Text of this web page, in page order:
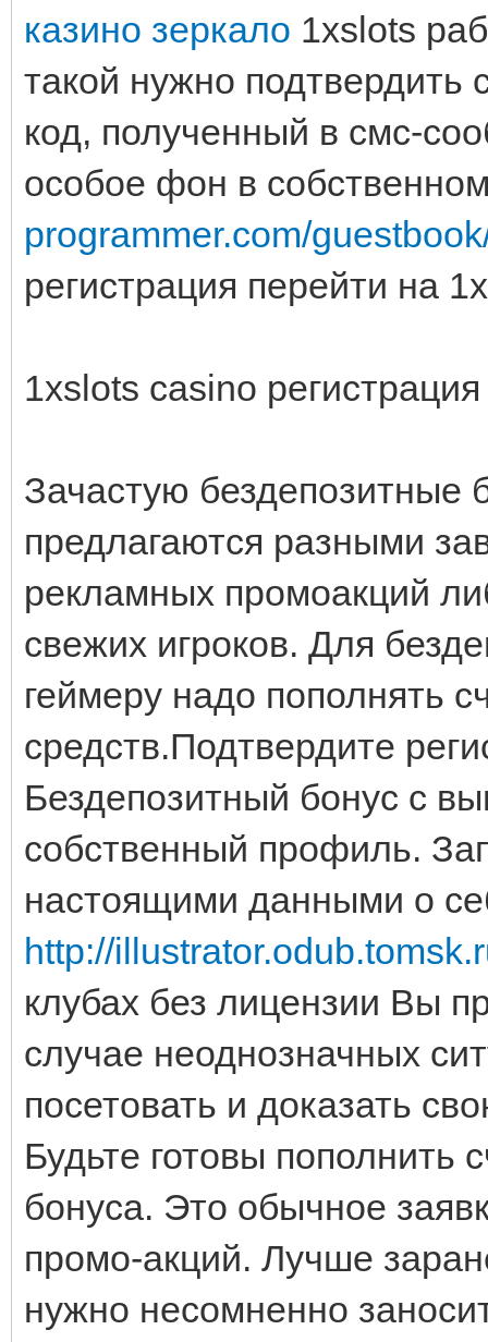
казино зеркало 1xslots
такой нужно
код, полученный в смс-
особое фон в
programmer.com/
регистрация перейти на
1xslots casino
Зачастую бездепозитные
предлагаются разными
рекламных промоакций
свежих игроков. Для
геймеру надо пополнять
средств.Подтвердите
Бездепозитный бонус с
собственный профиль.
настоящими данными о
http://
клубах без лицензии Вы
случае неоднозначных
посетовать и доказать
Будьте готовы пополнить
бонуса. Это обычное
промо-акций. Лучше
нужно несомненно